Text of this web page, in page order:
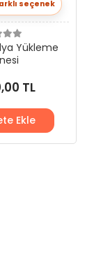
seçenek
Yükleme
TL
Ekle